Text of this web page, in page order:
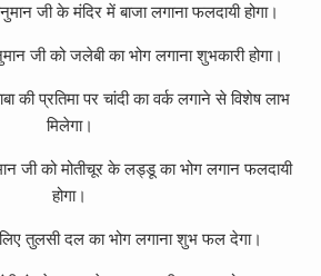
जी के मंदिर में बाजा लगाना फलदायी होगा।
जी को जलेबी का भोग लगाना शुभकारी होगा।
की प्रतिमा पर चांदी का वर्क लगाने से विशेष लाभ
मिलेगा।
जी को मोतीचूर के लड्डू का भोग लगान फलदायी
होगा।
तुलसी दल का भोग लगाना शुभ फल देगा।